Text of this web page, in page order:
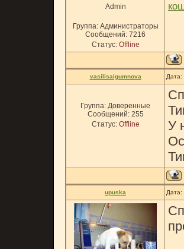
Admin
Группа: Администраторы
Сообщений: 7216
Статус: Offline
vasilisaigumnova
Группа: Доверенные
Сообщений: 255
Статус: Offline
У
upuska